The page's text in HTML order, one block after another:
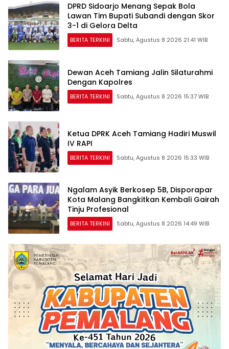
DPRD Sidoarjo Menang Sepak Bola
Lawan Tim Bupati Subandi dengan Skor
3-1 di Gelora Delta
BERITA TERKINI Sabtu, Agustus 8 2026 21:41 WIB
Dewan Aceh Tamiang Jalin Silaturahmi
Dengan Kapolres
BERITA TERKINI Sabtu, Agustus 8 2026 15:37 WIB
Ketua DPRK Aceh Tamiang Hadiri Muswil
IV RAPI
BERITA TERKINI Sabtu, Agustus 8 2026 15:33 WIB
Ngalam Asyik Berkosep 5B, Disporapar
Kota Malang Bangkitkan Kembali Gairah
Tinju Profesional
BERITA TERKINI Sabtu, Agustus 8 2026 14:49 WIB